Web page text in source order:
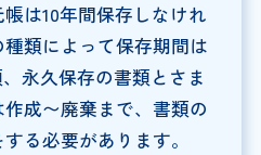
は10年間保存しなけれ
類によって保存期間は
永久保存の書類とさま
成〜廃棄まで、書類の
る必要があります。